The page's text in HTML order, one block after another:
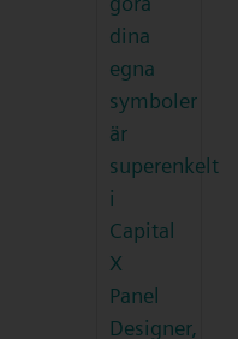
dina
egna
symboler
är
superenkelt
i
Capital
X
Panel
Designer,